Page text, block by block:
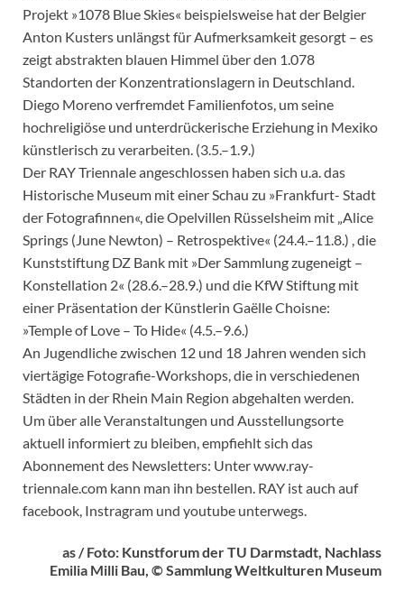
Projekt »1078 Blue Skies« beispielsweise hat der Belgier
Anton Kusters unlängst für Aufmerksamkeit gesorgt – es
zeigt abstrakten blauen Himmel über den 1.078
Standorten der Konzentrationslagern in Deutschland.
Diego Moreno verfremdet Familienfotos, um seine
hochreligiöse und unterdrückerische Erziehung in Mexiko
künstlerisch zu verarbeiten. (3.5.–1.9.)
Der RAY Triennale angeschlossen haben sich u.a. das
Historische Museum mit einer Schau zu »Frankfurt- Stadt
der Fotografinnen«, die Opelvillen Rüsselsheim mit „Alice
Springs (June Newton) – Retrospektive« (24.4.–11.8.) , die
Kunststiftung DZ Bank mit »Der Sammlung zugeneigt –
Konstellation 2« (28.6.–28.9.) und die KfW Stiftung mit
einer Präsentation der Künstlerin Gaëlle Choisne:
»Temple of Love – To Hide« (4.5.–9.6.)
An Jugendliche zwischen 12 und 18 Jahren wenden sich
viertägige Fotografie-Workshops, die in verschiedenen
Städten in der Rhein Main Region abgehalten werden.
Um über alle Veranstaltungen und Ausstellungsorte
aktuell informiert zu bleiben, empfiehlt sich das
Abonnement des Newsletters: Unter www.ray-
triennale.com kann man ihn bestellen. RAY ist auch auf
facebook, Instragram und youtube unterwegs.
as / Foto: Kunstforum der TU Darmstadt, Nachlass
Emilia Milli Bau, © Sammlung Weltkulturen Museum